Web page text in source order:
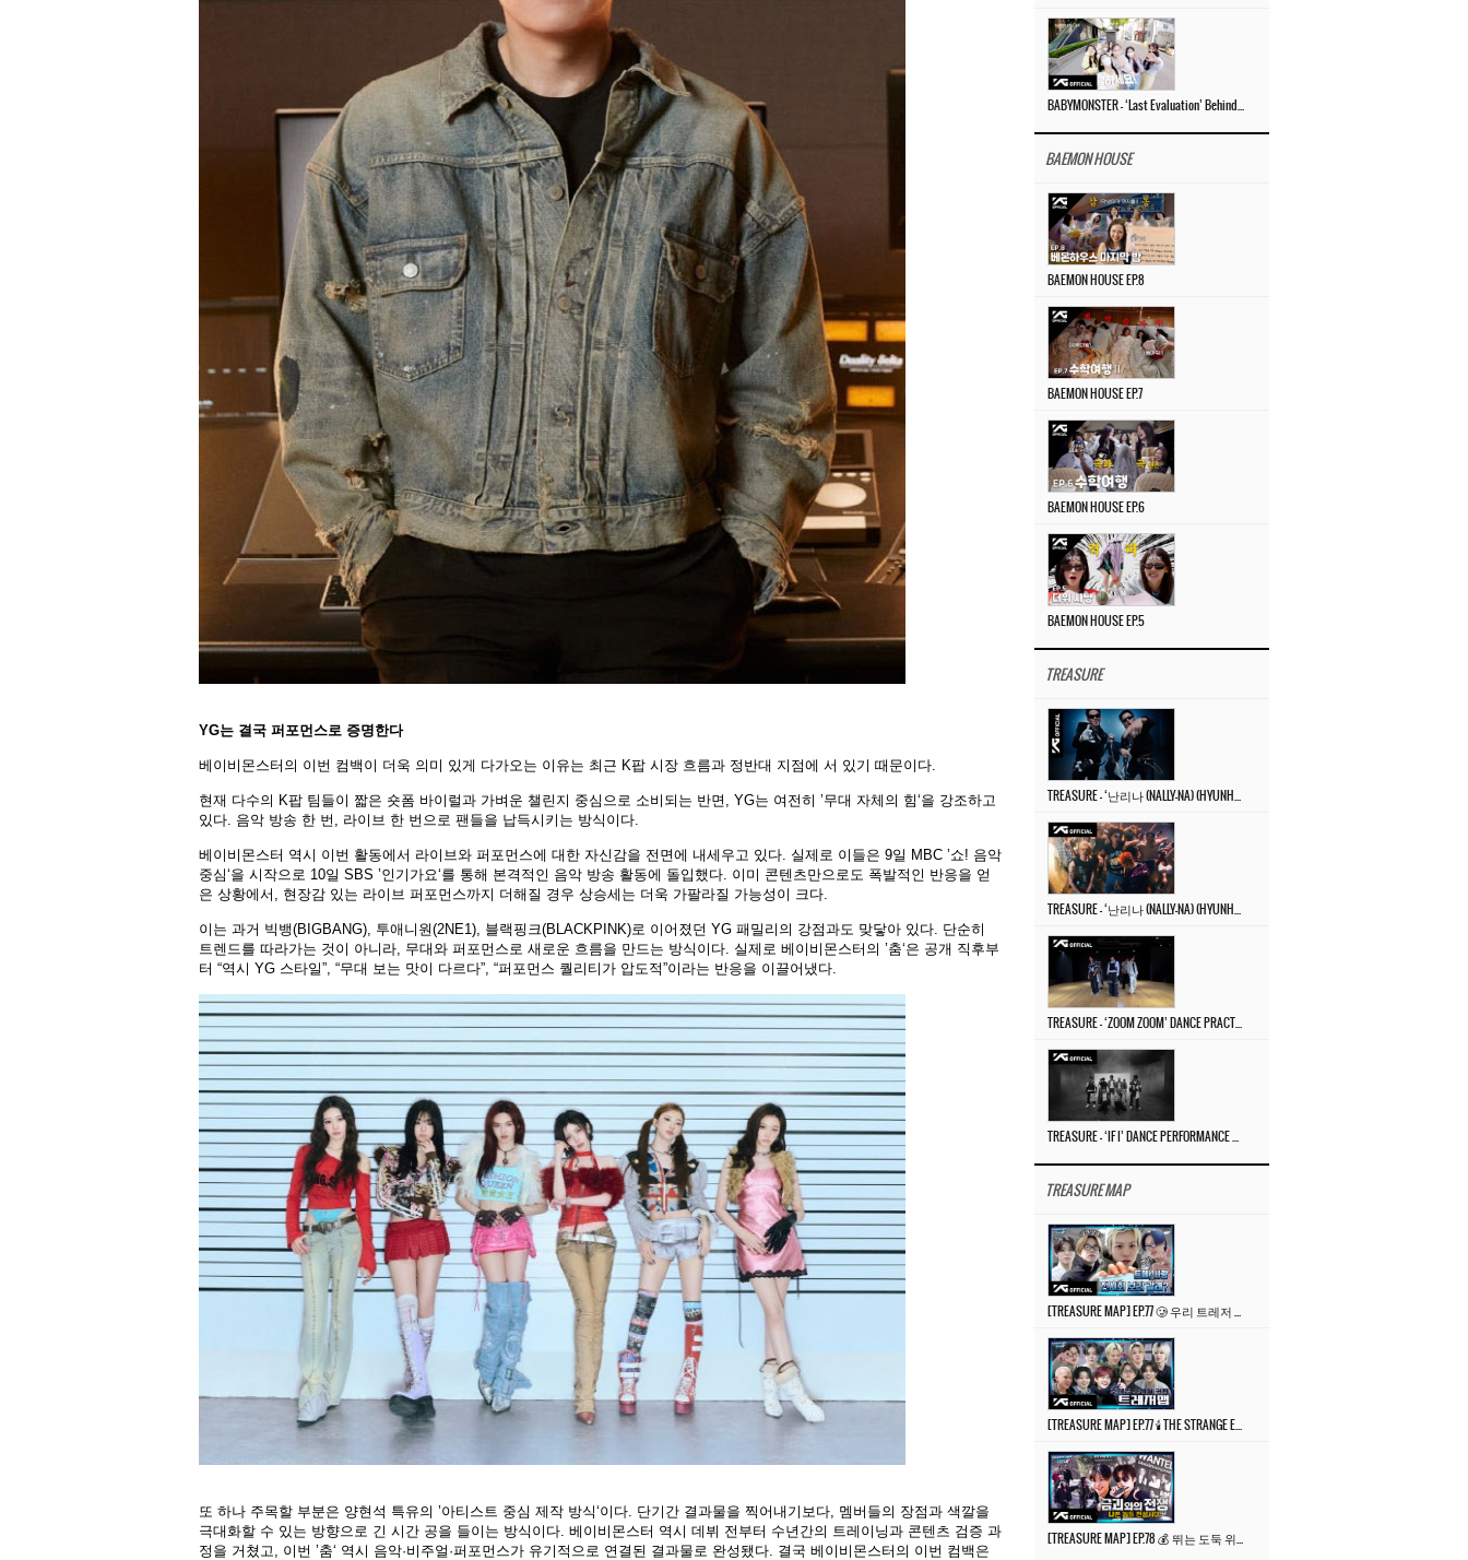
YG는 결국 퍼포먼스로 증명한다
베이비몬스터의 이번 컴백이 더욱 의미 있게 다가오는 이유는 최근 K팝 시장 흐름과 정반대 지점에 서 있기 때문이다.
현재 다수의 K팝 팀들이 짧은 숏폼 바이럴과 가벼운 챌린지 중심으로 소비되는 반면, YG는 여전히 ’무대 자체의 힘‘을 강조하고
있다. 음악 방송 한 번, 라이브 한 번으로 팬들을 납득시키는 방식이다.
베이비몬스터 역시 이번 활동에서 라이브와 퍼포먼스에 대한 자신감을 전면에 내세우고 있다. 실제로 이들은 9일 MBC ’쇼! 음악
중심‘을 시작으로 10일 SBS ’인기가요‘를 통해 본격적인 음악 방송 활동에 돌입했다. 이미 콘텐츠만으로도 폭발적인 반응을 얻
은 상황에서, 현장감 있는 라이브 퍼포먼스까지 더해질 경우 상승세는 더욱 가팔라질 가능성이 크다.
이는 과거 빅뱅(BIGBANG), 투애니원(2NE1), 블랙핑크(BLACKPINK)로 이어졌던 YG 패밀리의 강점과도 맞닿아 있다. 단순히
트렌드를 따라가는 것이 아니라, 무대와 퍼포먼스로 새로운 흐름을 만드는 방식이다. 실제로 베이비몬스터의 ’춤‘은 공개 직후부
터 “역시 YG 스타일”, “무대 보는 맛이 다르다”, “퍼포먼스 퀄리티가 압도적”이라는 반응을 이끌어냈다.
또 하나 주목할 부분은 양현석 특유의 ’아티스트 중심 제작 방식‘이다. 단기간 결과물을 찍어내기보다, 멤버들의 장점과 색깔을
극대화할 수 있는 방향으로 긴 시간 공을 들이는 방식이다. 베이비몬스터 역시 데뷔 전부터 수년간의 트레이닝과 콘텐츠 검증 과
정을 거쳤고, 이번 ’춤‘ 역시 음악·비주얼·퍼포먼스가 유기적으로 연결된 결과물로 완성됐다. 결국 베이비몬스터의 이번 컴백은
BAEMON HOUSE
BAEMON HOUSE EP.8
BAEMON HOUSE EP.7
BAEMON HOUSE EP.6
BAEMON HOUSE EP.5
TREASURE
TREASURE MAP